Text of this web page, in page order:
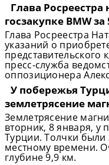
Глава Росреестра
госзакупке BMW
Глава Росреестра
указаний о
представительского
пресс-служба
оппозиционера
У побережья
землетрясение
Землетрясение
вторник, 8 января, у
Турции. Толчки
местному времени.
глубине 9,9 км.